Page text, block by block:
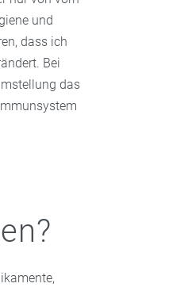
und
dass ich
Bei
das